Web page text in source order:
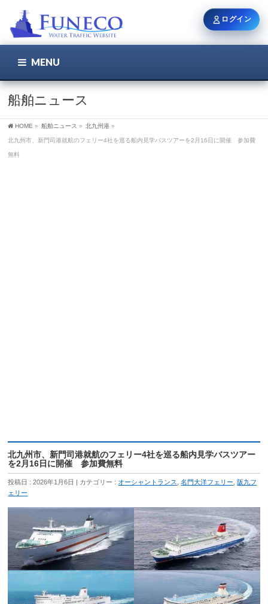
MENU
船舶ニュース
HOME » 船舶ニュース » 北九州港 »
北九州市、新門司港就航のフェリー4社を巡る船内見学バスツアーを2月16日に開催 参加費
無料
北九州市、新門司港就航のフェリー4社を巡る船内見学バスツアー
を2月16日に開催 参加費無料
投稿日 : 2026年1月6日 カテゴリー : オーシャントランス ,名門大洋フェリー ,阪九フ
ェリー
ログイン
ユーザー名 / メール